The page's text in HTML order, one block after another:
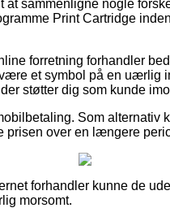
sammenligne nogle
Print Cartridge
forretning forhandler
et symbol på en uærlig
støtter dig som kunde
Som alternativ
prisen over en længere
forhandler kunne de
morsomt.